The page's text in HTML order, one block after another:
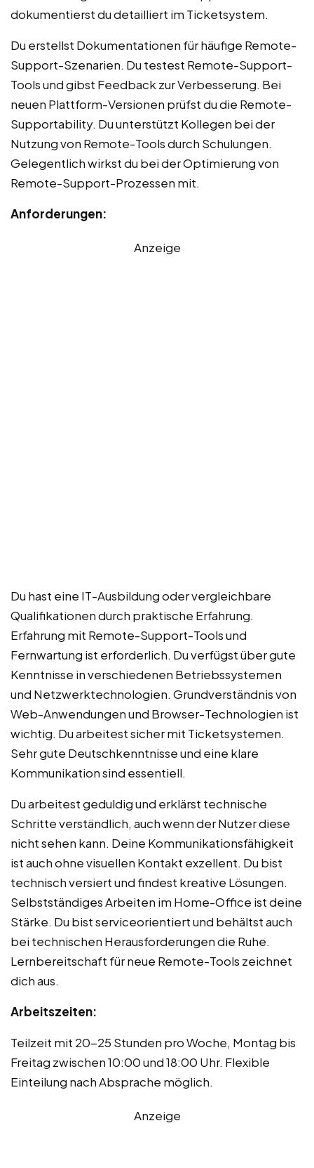
dokumentierst du detailliert im Ticketsystem.
Du erstellst Dokumentationen für häufige Remote-
Support-Szenarien. Du testest Remote-Support-
Tools und gibst Feedback zur Verbesserung. Bei
neuen Plattform-Versionen prüfst du die Remote-
Supportability. Du unterstützt Kollegen bei der
Nutzung von Remote-Tools durch Schulungen.
Gelegentlich wirkst du bei der Optimierung von
Remote-Support-Prozessen mit.
Anforderungen:
Anzeige
Du hast eine IT-Ausbildung oder vergleichbare
Qualifikationen durch praktische Erfahrung.
Erfahrung mit Remote-Support-Tools und
Fernwartung ist erforderlich. Du verfügst über gute
Kenntnisse in verschiedenen Betriebssystemen
und Netzwerktechnologien. Grundverständnis von
Web-Anwendungen und Browser-Technologien ist
wichtig. Du arbeitest sicher mit Ticketsystemen.
Sehr gute Deutschkenntnisse und eine klare
Kommunikation sind essentiell.
Du arbeitest geduldig und erklärst technische
Schritte verständlich, auch wenn der Nutzer diese
nicht sehen kann. Deine Kommunikationsfähigkeit
ist auch ohne visuellen Kontakt exzellent. Du bist
technisch versiert und findest kreative Lösungen.
Selbstständiges Arbeiten im Home-Office ist deine
Stärke. Du bist serviceorientiert und behältst auch
bei technischen Herausforderungen die Ruhe.
Lernbereitschaft für neue Remote-Tools zeichnet
dich aus.
Arbeitszeiten:
Teilzeit mit 20-25 Stunden pro Woche, Montag bis
Freitag zwischen 10:00 und 18:00 Uhr. Flexible
Einteilung nach Absprache möglich.
Anzeige